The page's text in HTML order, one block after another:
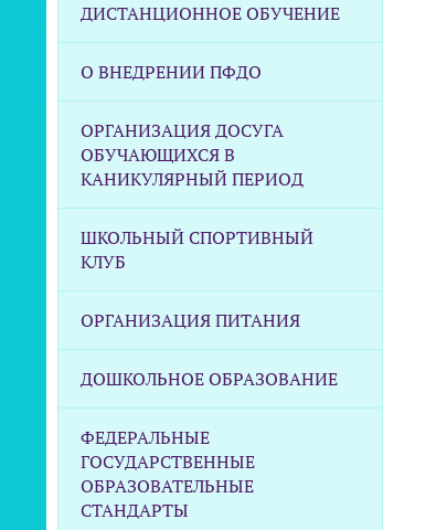
ДИСТАНЦИОННОЕ ОБУЧЕНИЕ
О ВНЕДРЕНИИ ПФДО
ОРГАНИЗАЦИЯ ДОСУГА
ОБУЧАЮЩИХСЯ В
КАНИКУЛЯРНЫЙ ПЕРИОД
ШКОЛЬНЫЙ СПОРТИВНЫЙ
КЛУБ
ОРГАНИЗАЦИЯ ПИТАНИЯ
ДОШКОЛЬНОЕ ОБРАЗОВАНИЕ
ФЕДЕРАЛЬНЫЕ
ГОСУДАРСТВЕННЫЕ
ОБРАЗОВАТЕЛЬНЫЕ
СТАНДАРТЫ